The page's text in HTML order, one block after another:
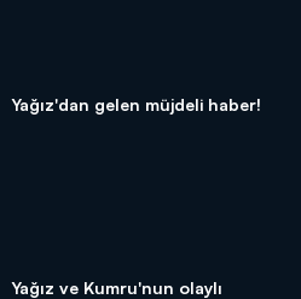
Yağız'dan gelen müjdeli haber!
Yağız ve Kumru'nun olaylı